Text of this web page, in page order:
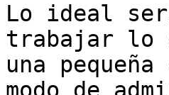
Lo ideal
trabajar lo
una